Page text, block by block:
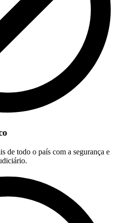
de todo o país com a segurança e